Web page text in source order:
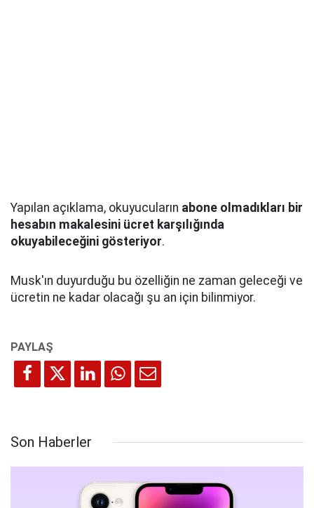
Yapılan açıklama, okuyucuların abone olmadıkları bir
hesabın makalesini ücret karşılığında
okuyabileceğini gösteriyor.
Musk'ın duyurduğu bu özelliğin ne zaman geleceği ve
ücretin ne kadar olacağı şu an için bilinmiyor.
Son Haberler